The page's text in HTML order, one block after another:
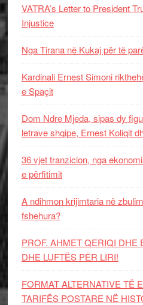
VATRA’s Letter to President
Injustice
Nga Tirana në Kukaj për të
Kardinali Ernest Simoni
e Spaçit
Dom Ndre Mjeda, sipas dy
letrave shqipe, Ernest Koliqit
36 vjet tranzicion, nga
e përfitimit
A ndihmon krijimtaria në
fshehura?
PROF. AHMET QERIQI
DHE LUFTЁS PЁR LIRI!
FORMAT ALTERNATIVE TË
TARIFËS POSTARE NË